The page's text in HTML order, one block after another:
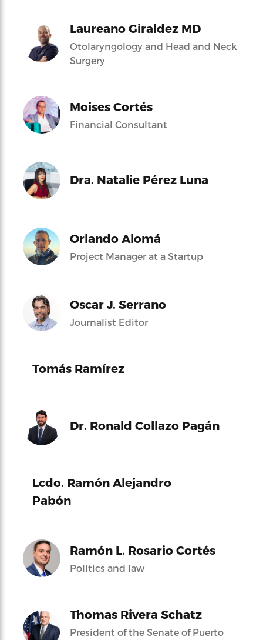
Laureano Giraldez MD
Otolaryngology and Head and Neck
Surgery
Moises Cortés
Financial Consultant
Dra. Natalie Pérez Luna
Orlando Alomá
Project Manager at a Startup
Oscar J. Serrano
Journalist Editor
Tomás Ramírez
Dr. Ronald Collazo Pagán
Lcdo. Ramón Alejandro
Pabón
Ramón L. Rosario Cortés
Politics and law
Thomas Rivera Schatz
President of the Senate of Puerto